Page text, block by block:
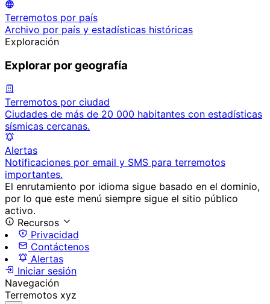
Terremotos por país
Archivo por país y estadísticas históricas
Exploración
Explorar por geografía
Terremotos por ciudad
Ciudades de más de 20 000 habitantes con estadísticas
sísmicas cercanas.
Alertas
Notificaciones por email y SMS para terremotos
importantes.
El enrutamiento por idioma sigue basado en el dominio,
por lo que este menú siempre sigue el sitio público
activo.
Recursos
Privacidad
Contáctenos
Alertas
Iniciar sesión
Navegación
Terremotos xyz